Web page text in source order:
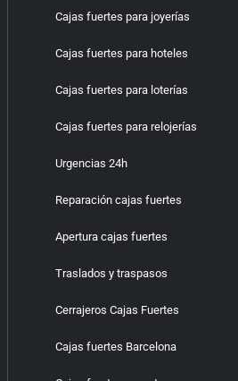
Cajas fuertes para joyerías
Cajas fuertes para hoteles
Cajas fuertes para loterías
Cajas fuertes para relojerías
Urgencias 24h
Reparación cajas fuertes
Apertura cajas fuertes
Traslados y traspasos
Cerrajeros Cajas Fuertes
Cajas fuertes Barcelona